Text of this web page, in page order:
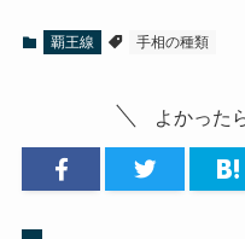
覇王線 手相の種類
よかった